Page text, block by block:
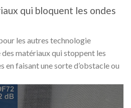
qui bloquent les ondes
les autres technologie
matériaux qui stoppent les
en faisant une sorte d’obstacle ou